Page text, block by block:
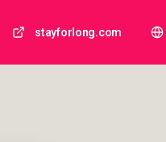
stayforlong.com